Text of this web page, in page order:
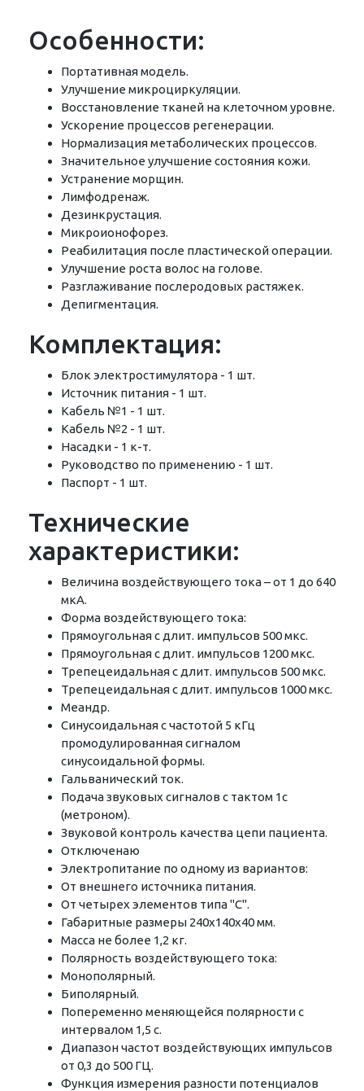
Особенности:
Портативная модель.
Улучшение микроциркуляции.
Восстановление тканей на клеточном уровне.
Ускорение процессов регенерации.
Нормализация метаболических процессов.
Значительное улучшение состояния кожи.
Устранение морщин.
Лимфодренаж.
Дезинкрустация.
Микроионофорез.
Реабилитация после пластической операции.
Улучшение роста волос на голове.
Разглаживание послеродовых растяжек.
Депигментация.
Комплектация:
Блок электростимулятора - 1 шт.
Источник питания - 1 шт.
Кабель №1 - 1 шт.
Кабель №2 - 1 шт.
Насадки - 1 к-т.
Руководство по применению - 1 шт.
Паспорт - 1 шт.
Технические
характеристики:
Величина воздействующего тока – от 1 до 640
мкА.
Форма воздействующего тока:
Прямоугольная с длит. импульсов 500 мкс.
Прямоугольная с длит. импульсов 1200 мкс.
Трепецеидальная с длит. импульсов 500 мкс.
Трепецеидальная с длит. импульсов 1000 мкс.
Меандр.
Синусоидальная с частотой 5 кГц
промодулированная сигналом
синусоидальной формы.
Гальванический ток.
Подача звуковых сигналов с тактом 1с
(метроном).
Звуковой контроль качества цепи пациента.
Отключенаю
Электропитание по одному из вариантов:
От внешнего источника питания.
От четырех элементов типа "С".
Габаритные размеры 240х140х40 мм.
Масса не более 1,2 кг.
Полярность воздействующего тока:
Монополярный.
Биполярный.
Попеременно меняющейся полярности с
интервалом 1,5 с.
Диапазон частот воздействующих импульсов
от 0,3 до 500 ГЦ.
Функция измерения разности потенциалов